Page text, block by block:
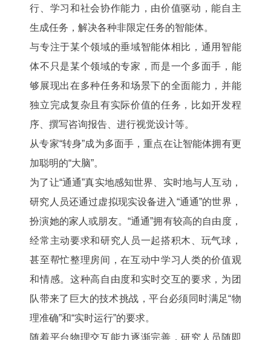
行、学习和社会协作能力，由价值驱动，能自主
生成任务，解决各种非限定任务的智能体。
与专注于某个领域的垂域智能体相比，通用智能
体不只是某个领域的专家，而是一个多面手，能
够展现出在多种任务和场景下的全面能力，并能
独立完成复杂且有实际价值的任务，比如开发程
序、撰写咨询报告、进行视觉设计等。
从专家“转身”成为多面手，重点在让智能体拥有更
加聪明的“大脑”。
为了让“通通”真实地感知世界、实时地与人互动，
研究人员还通过虚拟现实设备进入“通通”的世界，
扮演她的家人或朋友。“通通”拥有较高的自由度，
经常主动要求和研究人员一起搭积木、玩气球，
甚至帮忙整理房间，在互动中学习人类的价值观
和情感。这种高自由度和实时交互的要求，为团
队带来了巨大的技术挑战，平台必须同时满足“物
理准确”和“实时运行”的要求。
随着平台物理交互能力逐渐完善，研究人员随即